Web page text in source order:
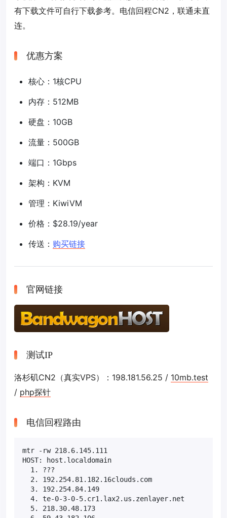
有下载文件可自行下载参考。电信回程CN2，联通未直
连。
优惠方案
核心：1核CPU
内存：512MB
硬盘：10GB
流量：500GB
端口：1Gbps
架构：KVM
管理：KiwiVM
价格：$28.19/year
传送： 购买链接
官网链接
测试IP
洛杉矶CN2（真实VPS）：198.181.56.25 / 10mb.test
/ php探针
电信回程路由
mtr -rw 218.6.145.111
HOST: host.localdomain
1. ???
2. 192.254.81.182.16clouds.com
3. 192.254.84.149
4. te-0-3-0-5.cr1.lax2.us.zenlayer.net
5. 218.30.48.173